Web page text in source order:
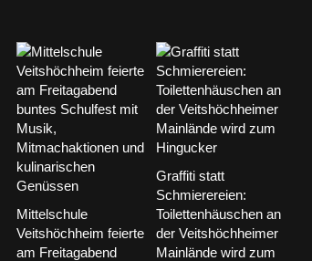
Mittelschule
Veitshöchheim feierte
am Freitagabend
Graffiti statt
Schmierereien:
Toilettenhäuschen an
der Veitshöchheimer
Mainlände wird zum